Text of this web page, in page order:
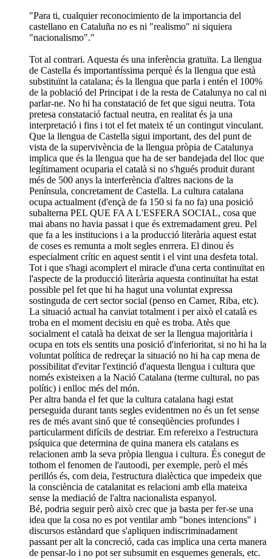
"Para ti, cualquier reconocimiento de la importancia del
castellano en Cataluña no es ni "realismo" ni siquiera
"nacionalismo"."
Tot al contrari. Aquesta és una inferència gratuïta. La llengua
de Castella és importantíssima perquè és la llengua que està
substituïnt la catalana; és la llengua que parla i entén el 100%
de la població del Principat i de la resta de Catalunya no cal ni
parlar-ne. No hi ha constatació de fet que sigui neutra. Tota
pretesa constatació factual neutra, en realitat és ja una
interpretació i fins i tot el fet mateix té un contingut vinculant.
Que la llengua de Castella sigui important, des del punt de
vista de la supervivència de la llengua pròpia de Catalunya
implica que és la llengua que ha de ser bandejada del lloc que
legítimament ocuparia el català si no s'hgués produit durant
més de 500 anys la interferència d'altres nacions de la
Península, concretament de Castella. La cultura catalana
ocupa actualment (d'ençà de fa 150 si fa no fa) una posició
subalterna PEL QUE FA A L'ESFERA SOCIAL, cosa que
mai abans no havia passat i que és extremadament greu. Pel
que fa a les institucions i a la producció literària aquest estat
de coses es remunta a molt segles enrrera. El dinou és
especialment crític en aquest sentit i el vint una desfeta total.
Tot i que s'hagi acomplert el miracle d'una certa continuïtat en
l'aspecte de la producció literària aquesta continuïtat ha estat
possible pel fet que hi ha hagut una voluntat expressa
sostinguda de cert sector social (penso en Carner, Riba, etc).
La situació actual ha canviat totalment i per això el català es
troba en el moment decisiu en què es troba. Atès que
socialment el català ha deixat de ser la llengua majoritària i
ocupa en tots els sentits una posició d'inferioritat, si no hi ha la
voluntat política de redreçar la situació no hi ha cap mena de
possibilitat d'evitar l'extinció d'aquesta llengua i cultura que
només existeixen a la Nació Catalana (terme cultural, no pas
polític) i enlloc més del món.
Per altra banda el fet que la cultura catalana hagi estat
perseguida durant tants segles evidentmen no és un fet sense
res de més avant sinó que té conseqüències profundes i
particularment difícils de destriar. Em refereixo a l'estructura
psíquica que determina de quina manera els catalans es
relacionen amb la seva pròpia llengua i cultura. És conegut de
tothom el fenomen de l'autoodi, per exemple, però el més
perillós és, com deia, l'estructura dialèctica que impedeix que
la consciència de catalanitat es relacioni amb ella mateixa
sense la mediació de l'altra nacionalista espanyol.
Bé, podria seguir però això crec que ja basta per fer-se una
idea que la cosa no es pot ventilar amb "bones intencions" i
discursos estàndard que s'apliquen indiscriminadament
passant per alt la concreció, cada cas implica una certa manera
de pensar-lo i no pot ser subsumit en esquemes generals, etc.